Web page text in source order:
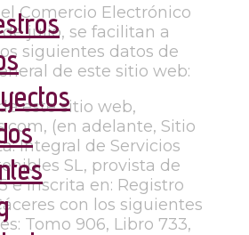
Comercio Electrónico
de julio, se facilitan a
siguientes datos de
de este sitio web:
este sitio web,
(en adelante, Sitio
Integral de Servicios
SL, provista de
e inscrita en: Registro
con los siguientes
Tomo 906, Libro 733,